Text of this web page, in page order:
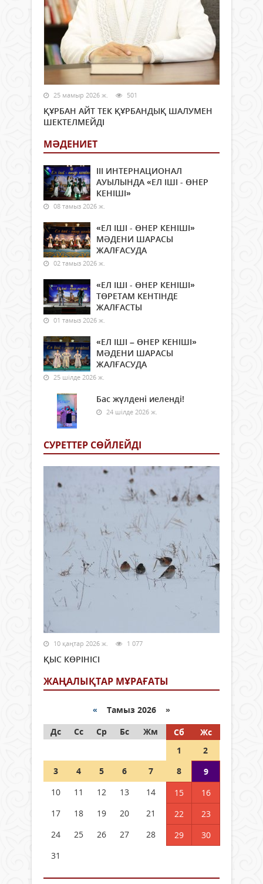
25 мамыр 2026 ж. 501
ҚҰРБАН АЙТ ТЕК ҚҰРБАНДЫҚ ШАЛУМЕН
ШЕКТЕЛМЕЙДІ
МӘДЕНИЕТ
ІІІ ИНТЕРНАЦИОНАЛ
АУЫЛЫНДА «ЕЛ ІШІ - ӨНЕР
КЕНІШІ»
08 тамыз 2026 ж.
«ЕЛ ІШІ - ӨНЕР КЕНІШІ»
МӘДЕНИ ШАРАСЫ
ЖАЛҒАСУДА
02 тамыз 2026 ж.
«ЕЛ ІШІ - ӨНЕР КЕНІШІ»
ТӨРЕТАМ КЕНТІНДЕ
ЖАЛҒАСТЫ
01 тамыз 2026 ж.
«ЕЛ ІШІ – ӨНЕР КЕНІШІ»
МӘДЕНИ ШАРАСЫ
ЖАЛҒАСУДА
25 шілде 2026 ж.
Бас жүлдені иеленді!
24 шілде 2026 ж.
СУРЕТТЕР СӨЙЛЕЙДI
10 қаңтар 2026 ж. 1 077
ҚЫС КӨРІНІСІ
ЖАҢАЛЫҚТАР МҰРАҒАТЫ
« Тамыз 2026 »
Дс
Сс Ср Бс Жм Сб
Жс
1
2
3
4 5 6 7 8
9
10
11 12 13 14 15
16
17
18 19 20 21 22
23
24
25 26 27 28 29
30
31